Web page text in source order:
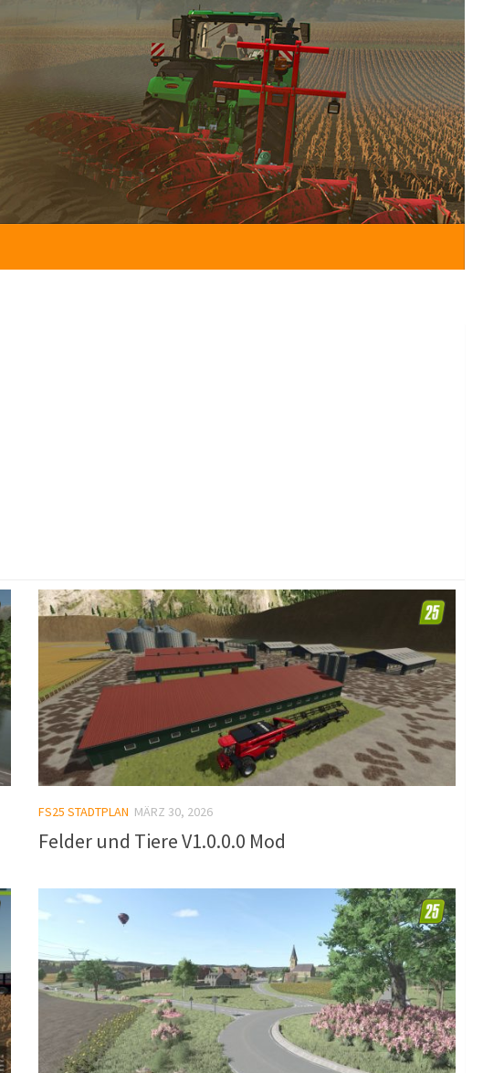
FS25 STADTPLAN MÄRZ 30, 2026
Felder und Tiere V1.0.0.0 Mod